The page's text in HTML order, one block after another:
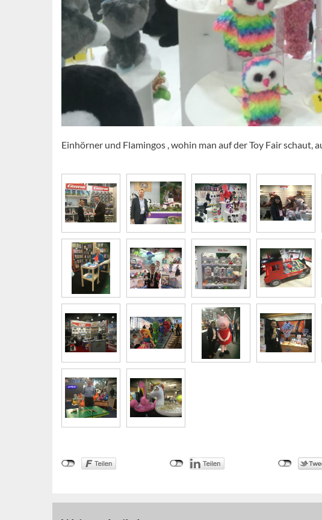
Einhörner und Flamingos , wohin man auf der Toy Fair schaut,